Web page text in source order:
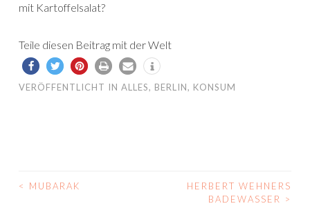
mit Kartoffelsalat?
Teile diesen Beitrag mit der Welt
VERÖFFENTLICHT IN ALLES, BERLIN, KONSUM
BEITRAGS-
< MUBARAK
HERBERT WEHNERS
BADEWASSER
>